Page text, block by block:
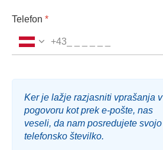
Telefon *
+43
Ker je lažje razjasniti vprašanja v
pogovoru kot prek e‑pošte, nas
veseli, da nam posredujete svojo
telefonsko številko.